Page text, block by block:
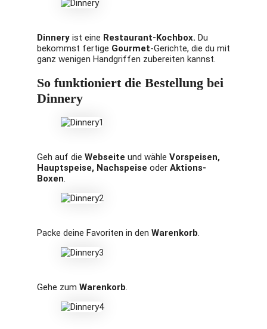
Dinnery ist eine Restaurant-Kochbox. Du
bekommst fertige Gourmet-Gerichte, die du mit
ganz wenigen Handgriffen zubereiten kannst.
So funktioniert die Bestellung bei
Dinnery
Geh auf die Webseite und wähle Vorspeisen,
Hauptspeise, Nachspeise oder Aktions-
Boxen.
Packe deine Favoriten in den Warenkorb.
Gehe zum Warenkorb.